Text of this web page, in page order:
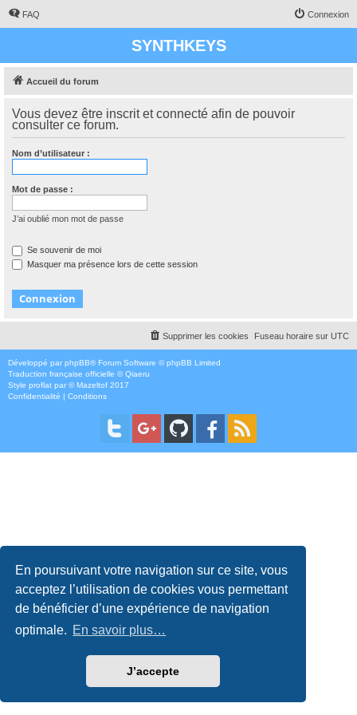
En poursuivant votre navigation sur ce site, vous
acceptez l’utilisation de cookies vous permettant
de bénéficier d’une expérience de navigation
optimale. En savoir plus…
J’accepte
FAQ Connexion
SYNTHKEYS
Accueil du forum
Vous devez être inscrit et connecté afin de pouvoir
consulter ce forum.
Nom d’utilisateur :
Mot de passe :
J’ai oublié mon mot de passe
Se souvenir de moi
Masquer ma présence lors de cette session
Fuseau horaire sur UTC
Supprimer les cookies
Développé par phpBB® Forum Software © phpBB Limited
Traduction française officielle ©Qiaeru
Style proflat par ©Mazeltof 2017
Confidentialité | Conditions